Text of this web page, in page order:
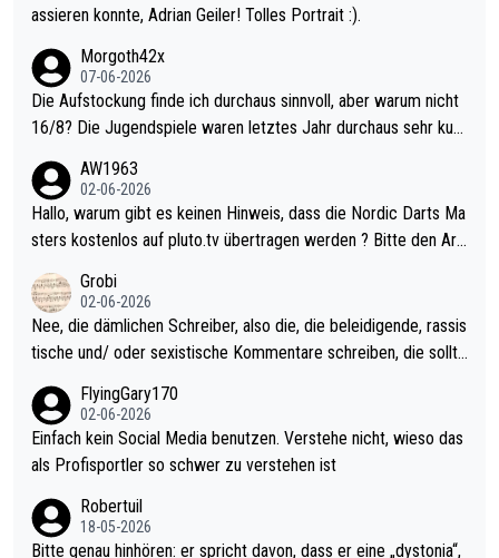
assieren konnte, Adrian Geiler! Tolles Portrait :).
Morgoth42x
07-06-2026
Die Aufstockung finde ich durchaus sinnvoll, aber warum nicht
16/8? Die Jugendspiele waren letztes Jahr durchaus sehr kurz
Allerdings ist Mitchell Lawrie als Nummer 1 der Welt eh qualifi
ziert. Somit ändert die automatische Qualifikation des Weltmei
sters erstmal nichts. Ich denke sie wollen damit für nächstes J
ohl wenig WDF Turniere spielen. Dies war bei Archie Self letzt
es Jahr der Fall. Er musste als amtierender Weltmeister durch
den Qualifier und ich glaube kaum, dass Mitchel sich das (in Ve
gas) antun würde, wenn er doch eigentlich die PDC-WM als Zi
el hat.
AW1963
02-06-2026
Hallo, warum gibt es keinen Hinweis, dass die Nordic Darts Ma
sters kostenlos auf pluto.tv übertragen werden ? Bitte den Arti
Grobi
02-06-2026
Nee, die dämlichen Schreiber, also die, die beleidigende, rassis
tische und/ oder sexistische Kommentare schreiben, die sollte
s Leben in den Griff kriegen. Nur eins wundert mich: Luke Little
r war doch neulich erst derjenige, der über Social Media GvV p
rovoziert hat. Und Littlers Mutter schießt öfters mal gegen Ric
FlyingGary170
02-06-2026
Einfach kein Social Media benutzen. Verstehe nicht, wieso das
als Profisportler so schwer zu verstehen ist
Robertuil
18-05-2026
Bitte genau hinhören: er spricht davon, dass er eine „dystonia“,